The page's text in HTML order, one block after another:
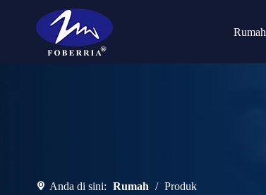
Rumah
Anda di sini: Rumah / Produk